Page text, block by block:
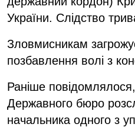
України. Слідство
Зловмисникам
позбавлення волі з
Раніше
Державного бюро
начальника одного з